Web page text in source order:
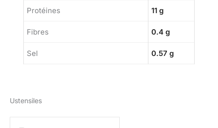
Protéines 11 g
Fibres 0.4 g
Sel 0.57 g
Ustensiles